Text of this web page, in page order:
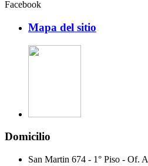
Facebook
Mapa del sitio
Domicilio
San Martin 674 - 1° Piso - Of. A